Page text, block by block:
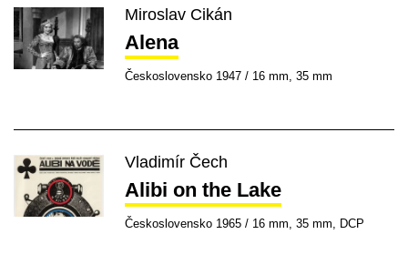
Miroslav Cikán
Alena
Československo 1947 / 16 mm, 35 mm
Vladimír Čech
Alibi on the Lake
Československo 1965 / 16 mm, 35 mm, DCP